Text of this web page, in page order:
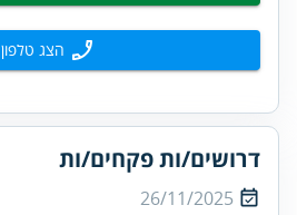
הצג טלפון
דרושים/ות פקחים/ות
26/11/2025